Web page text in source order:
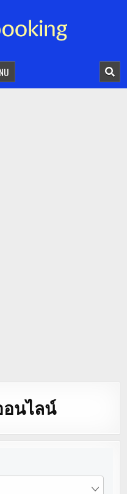
มง
อนไลน์